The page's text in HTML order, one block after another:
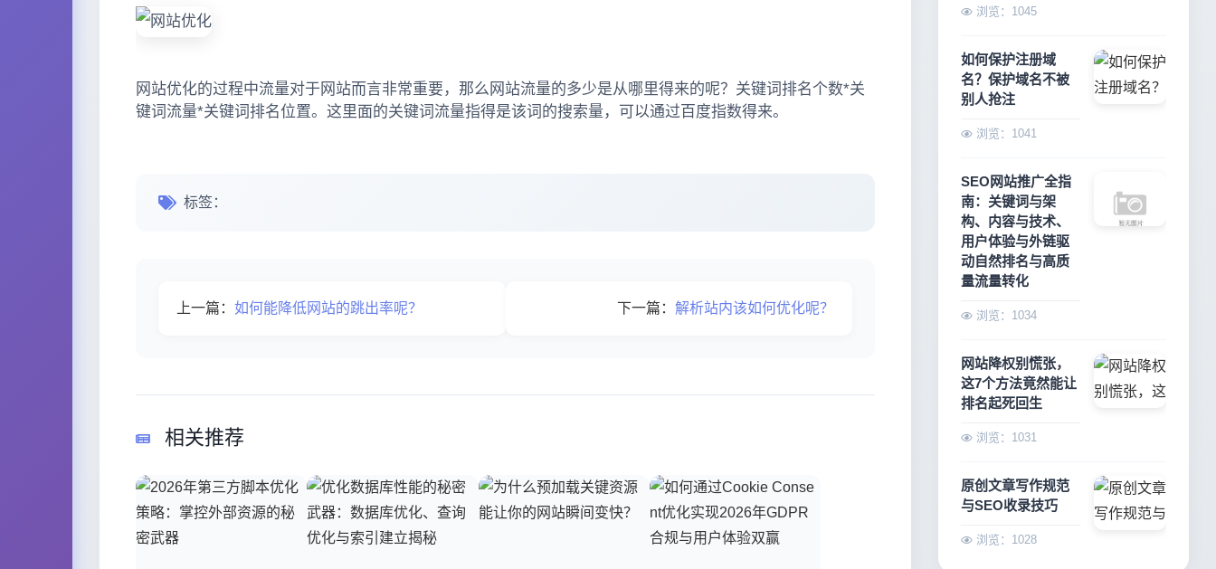
网站优化的过程中流量对于网站而言非常重要，那么网站流量的多少是从哪里得来的呢？关键词排名个数*关
键词流量*关键词排名位置。这里面的关键词流量指得是该词的搜索量，可以通过百度指数得来。
标签：
上一篇： 如何能降低网站的跳出率呢？ 下一篇：解析站内该如何优化呢？
相关推荐
浏览：1045
如何保护注册域
名？保护域名不被
别人抢注
浏览：1041
SEO网站推广全指
南：关键词与架
构、内容与技术、
用户体验与外链驱
动自然排名与高质
量流量转化
浏览：1034
网站降权别慌张，
这7个方法竟然能让
排名起死回生
浏览：1031
原创文章写作规范
与SEO收录技巧
浏览：1028